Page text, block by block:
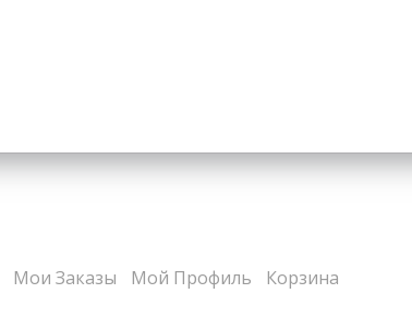
Мои Заказы Мой Профиль Корзина